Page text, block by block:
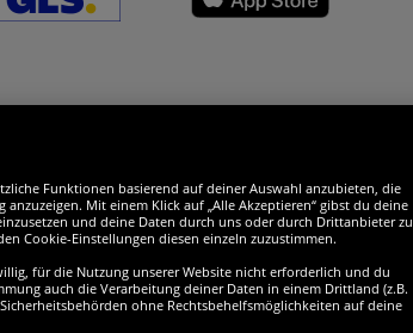
Funktionen basierend auf deiner Auswahl anzubieten, die
Mit einem Klick auf „Alle Akzeptieren“ gibst du deine
und deine Daten durch uns oder durch Drittanbieter zu
Cookie-Einstellungen diesen einzeln zuzustimmen.
für die Nutzung unserer Website nicht erforderlich und du
auch die Verarbeitung deiner Daten in einem Drittland (z.B.
ohne Rechtsbehelfsmöglichkeiten auf deine